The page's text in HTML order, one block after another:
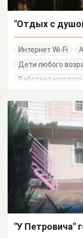
"Отдых с
Интернет Wi-Fi
Дети любого
Работает
"У Петровича"